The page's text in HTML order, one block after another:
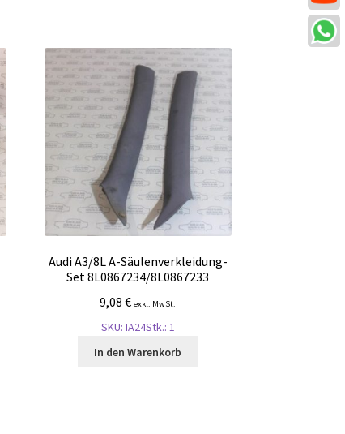
Audi A3/8L A-Säulenverkleidung-
Set 8L0867234/8L0867233
9,08€ exkl. MwSt.
SKU: IA24Stk.: 1
In den Warenkorb